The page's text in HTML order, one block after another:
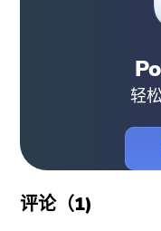
轻
评论（1)